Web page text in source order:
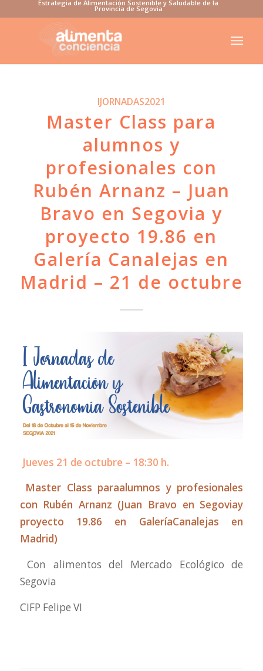
Estrategia de Alimentación Sostenible y Saludable de la
Provincia de Segovia
IJORNADAS2021
Master Class para
alumnos y
profesionales con
Rubén Arnanz – Juan
Bravo en Segovia y
proyecto 19.86 en
Galería Canalejas en
Madrid – 21 de octubre
Jueves 21 de octubre – 18:30 h.
Master Class paraalumnos y profesionales
con Rubén Arnanz (Juan Bravo en Segoviay
proyecto 19.86 en GaleríaCanalejas en
Madrid)
Con alimentos del Mercado Ecológico de
Segovia
CIFP Felipe VI